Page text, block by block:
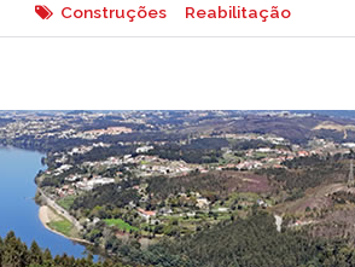
Construções Reabilitação